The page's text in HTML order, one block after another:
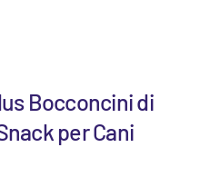
Bocconcini di
per Cani